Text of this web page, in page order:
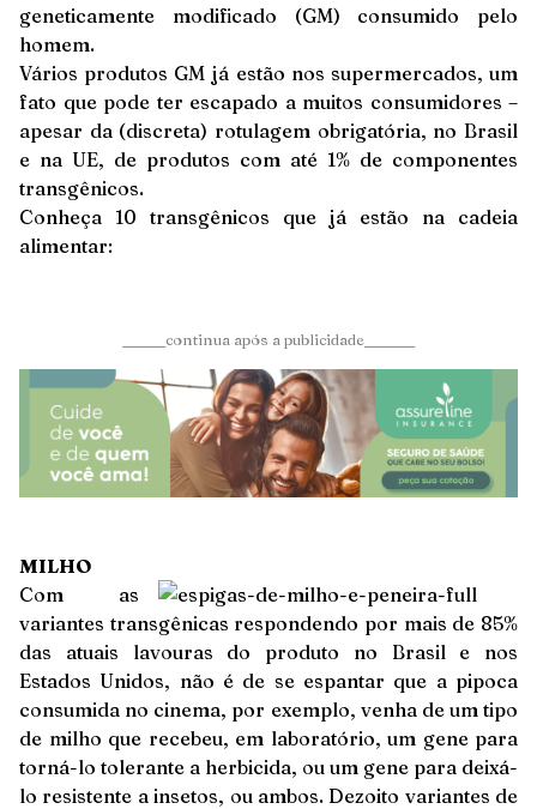
geneticamente modificado (GM) consumido pelo
homem.
Vários produtos GM já estão nos supermercados, um
fato que pode ter escapado a muitos consumidores –
apesar da (discreta) rotulagem obrigatória, no Brasil
e na UE, de produtos com até 1% de componentes
transgênicos.
Conheça 10 transgênicos que já estão na cadeia
alimentar:
______continua após a publicidade_______
MILHO
Com as
variantes transgênicas respondendo por mais de 85%
das atuais lavouras do produto no Brasil e nos
Estados Unidos, não é de se espantar que a pipoca
consumida no cinema, por exemplo, venha de um tipo
de milho que recebeu, em laboratório, um gene para
torná-lo tolerante a herbicida, ou um gene para deixá-
lo resistente a insetos, ou ambos. Dezoito variantes de